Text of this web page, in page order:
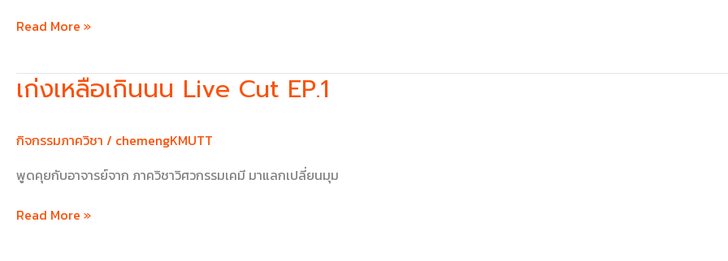
Read More »
เก่งเหลือเกินนน Live Cut EP.1
กิจกรรมภาควิชา / chemengKMUTT
พูดคุยกับอาจารย์จาก ภาควิชาวิศวกรรมเคมี มาแลกเปลี่ยนมุม
เก่ง
เห
เกิน
Live
EP.1
Read More »